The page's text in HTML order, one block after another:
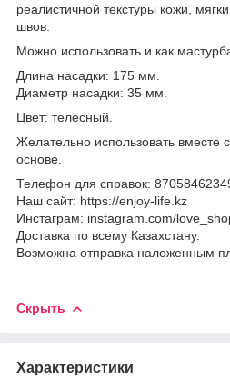
реалистичной текстуры кожи,
швов.
Можно использовать и как
Длина насадки: 175 мм.
Диаметр насадки: 35 мм.
Цвет: телесный.
Желательно использовать вместе
основе.
Телефон для справок:
Наш сайт: https://enjoy-life.kz
Инстаграм: instagram.com/
Доставка по всему Казахстану.
Возможна отправка наложенным
Скрыть
Характеристики